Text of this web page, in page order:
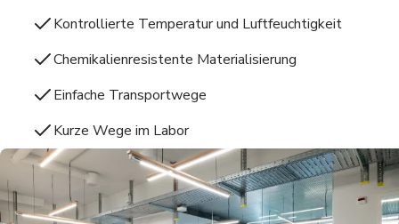
Kontrollierte Temperatur und Luftfeuchtigkeit
Chemikalienresistente Materialisierung
Einfache Transportwege
Kurze Wege im Labor